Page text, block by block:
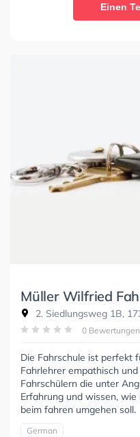
Einen
Müller Wilfried
2. Siedlungsweg 1B,
0 Bewertungen
Die Fahrschule ist perfekt
Fahrlehrer empathisch
Fahrschülern die unter
Erfahrung und wissen,
beim fahren umgehen soll.
German